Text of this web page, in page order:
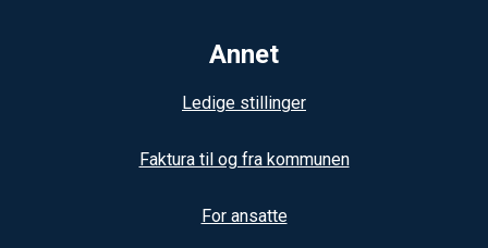
Annet
Ledige stillinger
Faktura til og fra kommunen
For ansatte